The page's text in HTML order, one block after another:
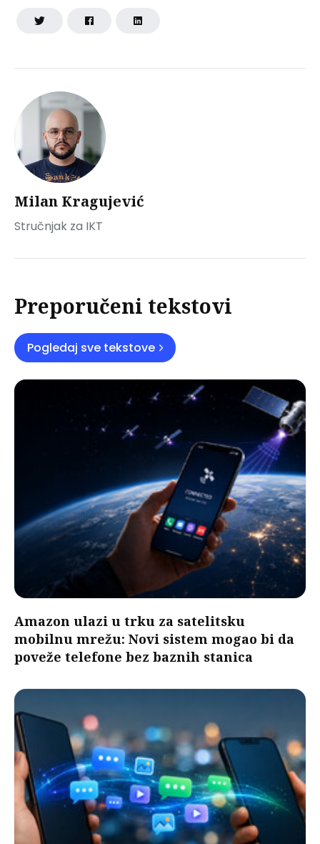
Milan Kragujević
Stručnjak za IKT
Preporučeni tekstovi
Pogledaj sve tekstove
Amazon ulazi u trku za satelitsku
mobilnu mrežu: Novi sistem mogao bi da
poveže telefone bez baznih stanica